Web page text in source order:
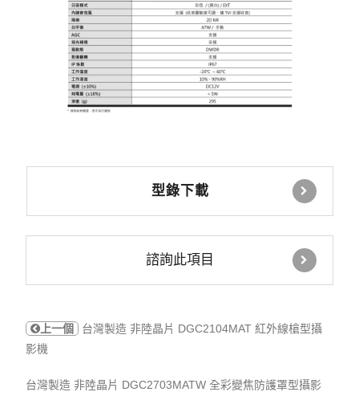
型錄下載
諮詢此項目
上一個
台灣製造 非陸晶片 DGC2104MAT 紅外線槍型攝
影機
台灣製造 非陸晶片 DGC2703MATW 全彩變焦防護罩型攝影